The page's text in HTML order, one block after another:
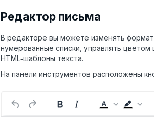
Редактор письма
В редакторе вы можете изменять формат
нумерованные списки, управлять
HTML‑шаблоны текста.
На панели инструментов расположены